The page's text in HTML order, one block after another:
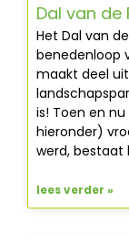
Dal van de
Het Dal van
benedenloop
maakt deel
is! Toen en
hieronder)
werd, bestaat
lees verder »